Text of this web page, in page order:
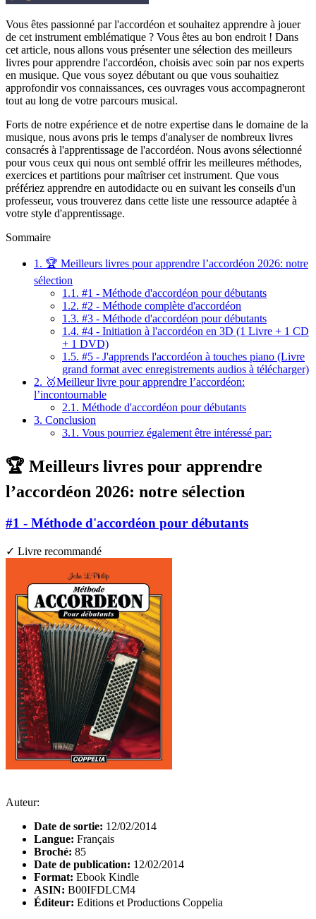
Vous êtes passionné par l'accordéon et souhaitez apprendre à jouer
de cet instrument emblématique ? Vous êtes au bon endroit ! Dans
cet article, nous allons vous présenter une sélection des meilleurs
livres pour apprendre l'accordéon, choisis avec soin par nos experts
en musique. Que vous soyez débutant ou que vous souhaitiez
approfondir vos connaissances, ces ouvrages vous accompagneront
tout au long de votre parcours musical.
Forts de notre expérience et de notre expertise dans le domaine de la
musique, nous avons pris le temps d'analyser de nombreux livres
consacrés à l'apprentissage de l'accordéon. Nous avons sélectionné
pour vous ceux qui nous ont semblé offrir les meilleures méthodes,
exercices et partitions pour maîtriser cet instrument. Que vous
préfériez apprendre en autodidacte ou en suivant les conseils d'un
professeur, vous trouverez dans cette liste une ressource adaptée à
votre style d'apprentissage.
Sommaire
1. 🏆 Meilleurs livres pour apprendre l’accordéon 2026: notre
sélection
1.1. #1 - Méthode d'accordéon pour débutants
1.2. #2 - Méthode complète d'accordéon
1.3. #3 - Méthode d'accordéon pour débutants
1.4. #4 - Initiation à l'accordéon en 3D (1 Livre + 1 CD
+ 1 DVD)
1.5. #5 - J'apprends l'accordéon à touches piano (Livre
grand format avec enregistrements audios à télécharger)
2. 🥇Meilleur livre pour apprendre l’accordéon:
l’incontournable
2.1. Méthode d'accordéon pour débutants
3. Conclusion
3.1. Vous pourriez également être intéressé par:
🏆 Meilleurs livres pour apprendre
l’accordéon 2026: notre sélection
#1 - Méthode d'accordéon pour débutants
✓ Livre recommandé
Auteur:
Date de sortie: 12/02/2014
Langue: Français
Broché: 85
Date de publication: 12/02/2014
Format: Ebook Kindle
ASIN: B00IFDLCM4
Éditeur: Editions et Productions Coppelia